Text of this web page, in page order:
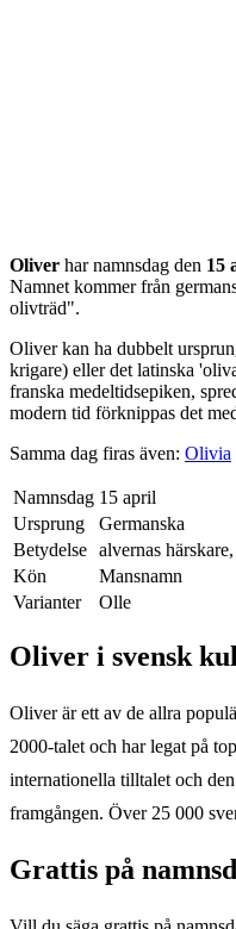
Oliver har namnsdag den 15
Namnet kommer från
olivträd".
Oliver kan ha dubbelt
krigare) eller det latinska
franska medeltidsepiken,
modern tid förknippas det
Samma dag firas även: Olivia
Namnsdag 15 april
Ursprung
Germanska
Betydelse alvernas
Kön
Mansnamn
Varianter
Olle
Oliver i svensk
Oliver är ett av de allra
2000-talet och har legat på
internationella tilltalet och
framgången. Över 25 000
Grattis på